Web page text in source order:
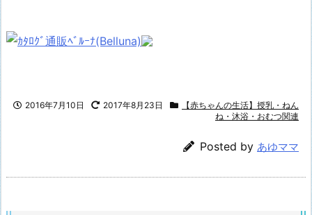
2016年7月10日 2017年8月23日
【赤ちゃんの生活】授乳・ねん
ね・沐浴・おむつ関連
Posted by あゆママ